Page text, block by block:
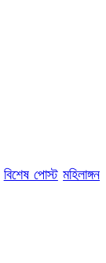
বিশেষ পোস্ট মহিলাঙ্গন